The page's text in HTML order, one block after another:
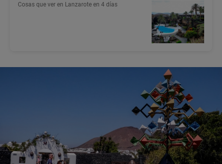
Cosas que ver en Lanzarote en 4 días